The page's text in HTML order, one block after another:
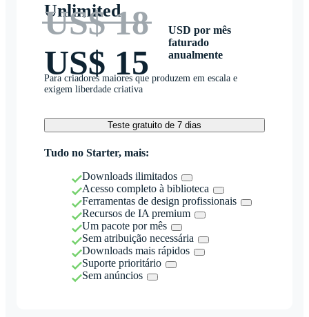
Unlimited
US$ 18
US$ 15
USD por mês
faturado
anualmente
Para criadores maiores que produzem em escala e
exigem liberdade criativa
Teste gratuito de 7 dias
Tudo no Starter, mais:
Downloads ilimitados
Acesso completo à biblioteca
Ferramentas de design profissionais
Recursos de IA premium
Um pacote por mês
Sem atribuição necessária
Downloads mais rápidos
Suporte prioritário
Sem anúncios